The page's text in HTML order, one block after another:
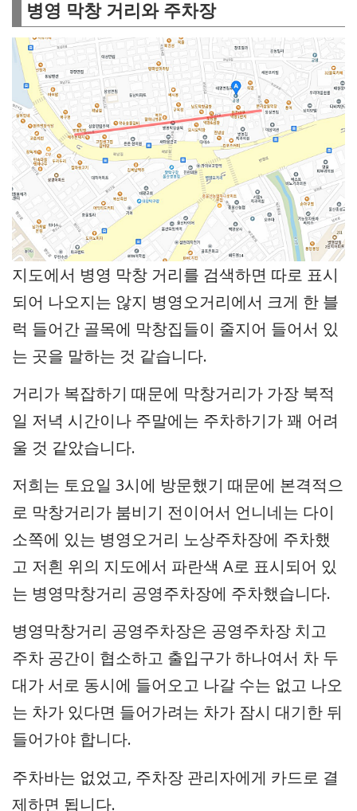
병영 막창 거리와 주차장
지도에서 병영 막창 거리를 검색하면 따로 표시
되어 나오지는 않지 병영오거리에서 크게 한 블
럭 들어간 골목에 막창집들이 줄지어 들어서 있
는 곳을 말하는 것 같습니다.
거리가 복잡하기 때문에 막창거리가 가장 북적
일 저녁 시간이나 주말에는 주차하기가 꽤 어려
울 것 같았습니다.
저희는 토요일 3시에 방문했기 때문에 본격적으
로 막창거리가 붐비기 전이어서 언니네는 다이
소쪽에 있는 병영오거리 노상주차장에 주차했
고 저흰 위의 지도에서 파란색 A로 표시되어 있
는 병영막창거리 공영주차장에 주차했습니다.
병영막창거리 공영주차장은 공영주차장 치고
주차 공간이 협소하고 출입구가 하나여서 차 두
대가 서로 동시에 들어오고 나갈 수는 없고 나오
는 차가 있다면 들어가려는 차가 잠시 대기한 뒤
들어가야 합니다.
주차바는 없었고, 주차장 관리자에게 카드로 결
제하면 됩니다.